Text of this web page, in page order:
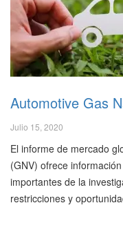
Automotive Gas
Julio 15, 2020
El informe de mercado
(GNV) ofrece
importantes de la
restricciones y